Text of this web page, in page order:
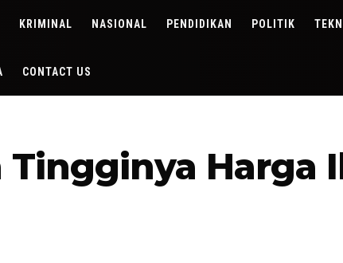
KRIMINAL NASIONAL PENDIDIKAN POLITIK
CONTACT US
Tingginya Harga